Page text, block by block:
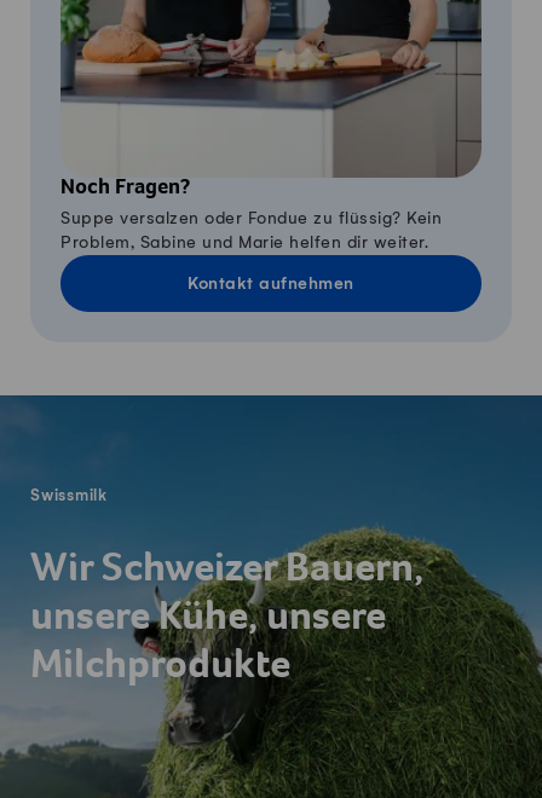
Noch Fragen?
Suppe versalzen oder Fondue zu flüssig? Kein
Problem, Sabine und Marie helfen dir weiter.
Kontakt aufnehmen
Swissmilk
Wir Schweizer Bauern,
unsere Kühe, unsere
Milchprodukte